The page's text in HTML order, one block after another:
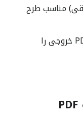
مناسب طرح
روی تبدیل بزنید و فایل PDF خروجی را
چرا کاربران از EPS به PDF